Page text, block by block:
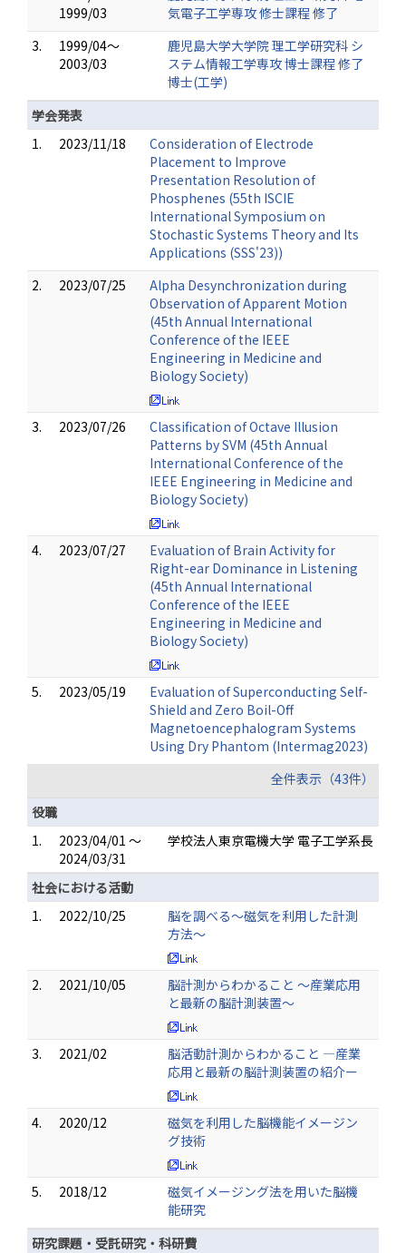
1999/03
気電子工学専攻 修士課程 修了
3.
1999/04～
2003/03
鹿児島大学大学院 理工学研究科 シ
ステム情報工学専攻 博士課程 修了
博士(工学)
学会発表
1.
2023/11/18
Consideration of Electrode
Placement to Improve
Presentation Resolution of
Phosphenes (55th ISCIE
International Symposium on
Stochastic Systems Theory and Its
Applications (SSS'23))
2.
2023/07/25
Alpha Desynchronization during
Observation of Apparent Motion
(45th Annual International
Conference of the IEEE
Engineering in Medicine and
Biology Society)
3. 2023/07/26
Classification of Octave Illusion
Patterns by SVM (45th Annual
International Conference of the
IEEE Engineering in Medicine and
Biology Society)
4. 2023/07/27
Evaluation of Brain Activity for
Right-ear Dominance in Listening
(45th Annual International
Conference of the IEEE
Engineering in Medicine and
Biology Society)
5. 2023/05/19
Evaluation of Superconducting Self-
Shield and Zero Boil-Off
Magnetoencephalogram Systems
Using Dry Phantom (Intermag2023)
全件表示（43件）
役職
1.
2023/04/01 ～
2024/03/31
学校法人東京電機大学 電子工学系長
社会における活動
1.
2022/10/25
脳を調べる〜磁気を利用した計測
方法〜
2. 2021/10/05
脳計測からわかること ～産業応用
と最新の脳計測装置〜
3. 2021/02
脳活動計測からわかること ―産業
応用と最新の脳計測装置の紹介ー
4. 2020/12
磁気を利用した脳機能イメージン
グ技術
5. 2018/12
磁気イメージング法を用いた脳機
能研究
研究課題・受託研究・科研費